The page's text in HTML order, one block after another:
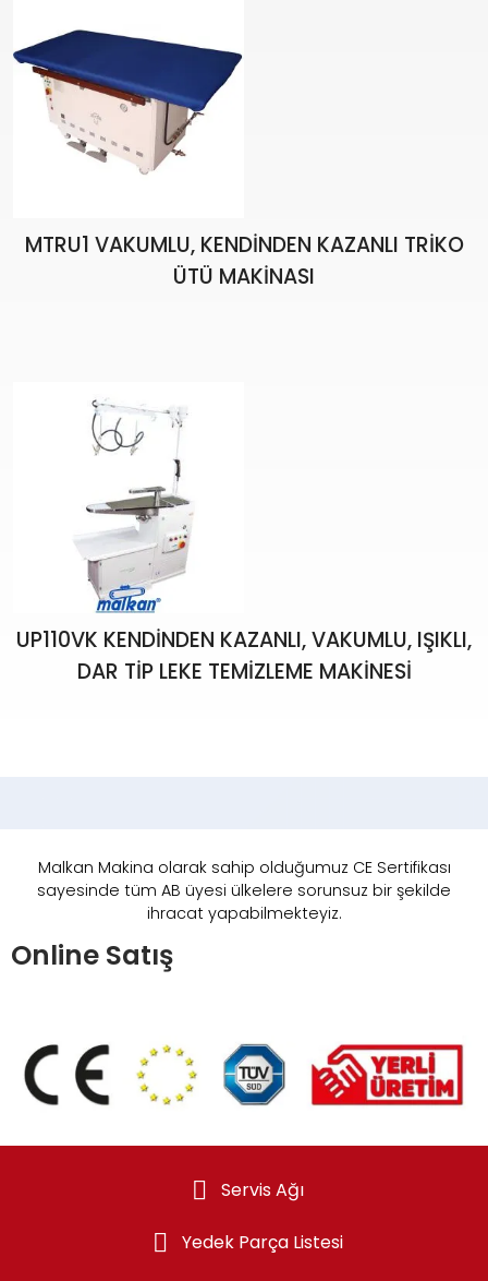
MTRU1 VAKUMLU, KENDİNDEN KAZANLI TRİKO
ÜTÜ MAKİNASI
UP110VK KENDİNDEN KAZANLI, VAKUMLU, IŞIKLI,
DAR TİP LEKE TEMİZLEME MAKİNESİ
Malkan Makina olarak sahip olduğumuz CE Sertifikası
sayesinde tüm AB üyesi ülkelere sorunsuz bir şekilde
ihracat yapabilmekteyiz.
Online Satış
Servis Ağı
Yedek Parça Listesi